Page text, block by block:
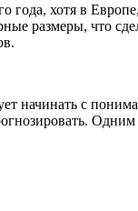
года, хотя в
размеры, что
начинать с